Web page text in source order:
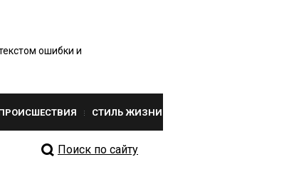
ошибки и
СТИЛЬ ЖИЗНИ
Поиск по сайту